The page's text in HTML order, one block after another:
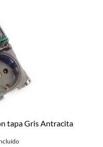
tapa Gris Antracita